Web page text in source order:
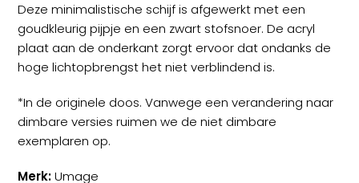
was:
€169,00.
is:
€90,00.
Deze minimalistische schijf is afgewerkt met een
goudkleurig pijpje en een zwart stofsnoer. De acryl
plaat aan de onderkant zorgt ervoor dat ondanks de
hoge lichtopbrengst het niet verblindend is.
*In de originele doos. Vanwege een verandering naar
dimbare versies ruimen we de niet dimbare
exemplaren op.
Merk:Umage